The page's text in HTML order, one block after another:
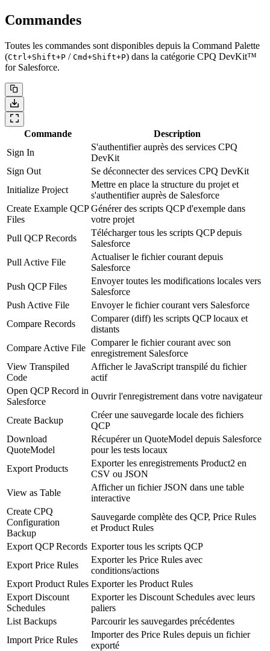
Commandes
Toutes les commandes sont disponibles depuis la Command Palette
(Ctrl+Shift+P / Cmd+Shift+P) dans la catégorie CPQ DevKit™
for Salesforce.
Commande
Description
Sign In
S'authentifier auprès des services CPQ
DevKit
Sign Out
Se déconnecter des services CPQ DevKit
Initialize Project
Mettre en place la structure du projet et
s'authentifier auprès de Salesforce
Create Example QCP
Files
Générer des scripts QCP d'exemple dans
votre projet
Pull QCP Records
Télécharger tous les scripts QCP depuis
Salesforce
Pull Active File
Actualiser le fichier courant depuis
Salesforce
Push QCP Files
Envoyer toutes les modifications locales vers
Salesforce
Push Active File
Envoyer le fichier courant vers Salesforce
Compare Records
Comparer (diff) les scripts QCP locaux et
distants
Compare Active File
Comparer le fichier courant avec son
enregistrement Salesforce
View Transpiled
Code
Afficher le JavaScript transpilé du fichier
actif
Open QCP Record in
Salesforce
Ouvrir l'enregistrement dans votre navigateur
Create Backup
Créer une sauvegarde locale des fichiers
QCP
Download
QuoteModel
Récupérer un QuoteModel depuis Salesforce
pour les tests locaux
Export Products
Exporter les enregistrements Product2 en
CSV ou JSON
View as Table
Afficher un fichier JSON dans une table
interactive
Create CPQ
Configuration
Backup
Sauvegarde complète des QCP, Price Rules
et Product Rules
Export QCP Records Exporter tous les scripts QCP
Export Price Rules
Exporter les Price Rules avec
conditions/actions
Export Product Rules Exporter les Product Rules
Export Discount
Schedules
Exporter les Discount Schedules avec leurs
paliers
List Backups
Parcourir les sauvegardes précédentes
Import Price Rules
Importer des Price Rules depuis un fichier
exporté